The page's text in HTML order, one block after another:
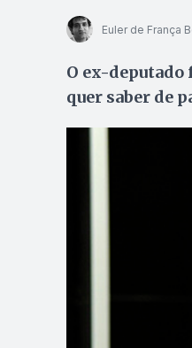
Euler de França
O ex-deputado
quer saber de